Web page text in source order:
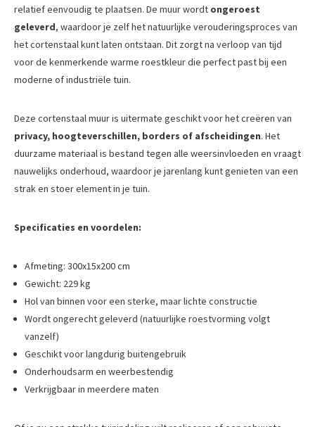
relatief eenvoudig te plaatsen. De muur wordt ongeroest
geleverd, waardoor je zelf het natuurlijke verouderingsproces van
het cortenstaal kunt laten ontstaan. Dit zorgt na verloop van tijd
voor de kenmerkende warme roestkleur die perfect past bij een
moderne of industriële tuin.
Deze cortenstaal muur is uitermate geschikt voor het creëren van
privacy, hoogteverschillen, borders of afscheidingen. Het
duurzame materiaal is bestand tegen alle weersinvloeden en vraagt
nauwelijks onderhoud, waardoor je jarenlang kunt genieten van een
strak en stoer element in je tuin.
Specificaties en voordelen:
Afmeting: 300x15x200 cm
Gewicht: 229 kg
Hol van binnen voor een sterke, maar lichte constructie
Wordt ongerecht geleverd (natuurlijke roestvorming volgt
vanzelf)
Geschikt voor langdurig buitengebruik
Onderhoudsarm en weerbestendig
Verkrijgbaar in meerdere maten